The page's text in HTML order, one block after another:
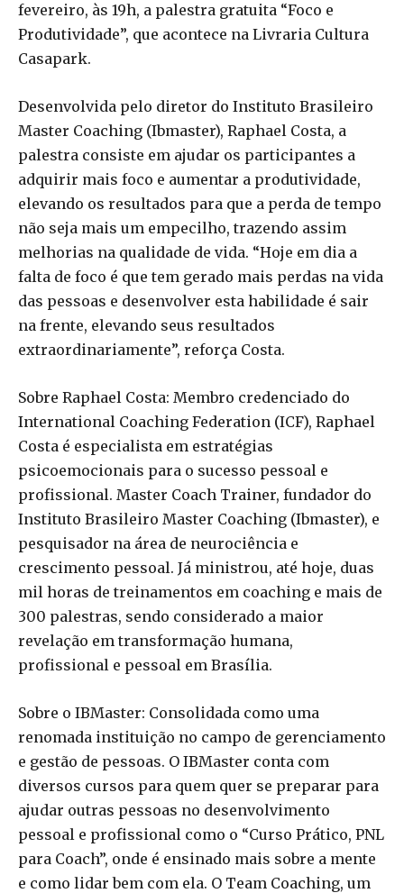
fevereiro, às 19h, a palestra gratuita “Foco e
Produtividade”, que acontece na Livraria Cultura
Casapark.
Desenvolvida pelo diretor do Instituto Brasileiro
Master Coaching (Ibmaster), Raphael Costa, a
palestra consiste em ajudar os participantes a
adquirir mais foco e aumentar a produtividade,
elevando os resultados para que a perda de tempo
não seja mais um empecilho, trazendo assim
melhorias na qualidade de vida. “Hoje em dia a
falta de foco é que tem gerado mais perdas na vida
das pessoas e desenvolver esta habilidade é sair
na frente, elevando seus resultados
extraordinariamente”, reforça Costa.
Sobre Raphael Costa: Membro credenciado do
International Coaching Federation (ICF), Raphael
Costa é especialista em estratégias
psicoemocionais para o sucesso pessoal e
profissional. Master Coach Trainer, fundador do
Instituto Brasileiro Master Coaching (Ibmaster), e
pesquisador na área de neurociência e
crescimento pessoal. Já ministrou, até hoje, duas
mil horas de treinamentos em coaching e mais de
300 palestras, sendo considerado a maior
revelação em transformação humana,
profissional e pessoal em Brasília.
Sobre o IBMaster: Consolidada como uma
renomada instituição no campo de gerenciamento
e gestão de pessoas. O IBMaster conta com
diversos cursos para quem quer se preparar para
ajudar outras pessoas no desenvolvimento
pessoal e profissional como o “Curso Prático, PNL
para Coach”, onde é ensinado mais sobre a mente
e como lidar bem com ela. O Team Coaching, um